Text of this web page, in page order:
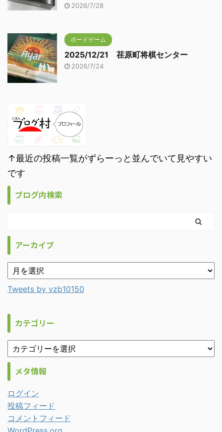
2026/7/28
ボードゲーム
2025/12/21 荏原町将棋センター
2026/7/24
↑最近の投稿一覧がずらーっと並んでいて見やすい
です
ブログ内検索
アーカイブ
Tweets by vzb10150
カテゴリー
メタ情報
ログイン
投稿フィード
コメントフィード